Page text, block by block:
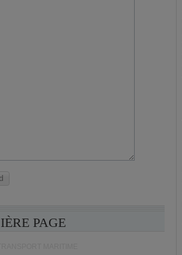
PAGE